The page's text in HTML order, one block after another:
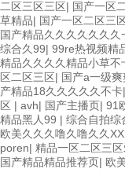
二区三区三区| 国产一区
草精品| 国产一区二区三
国产精品久久久久久久久
综合久99| 99re热视频精
精品久久久久精品小草不
区二区三区| 国产a一级
产精品18久久久久久不卡|
区 | avh| 国产主播页| 91
精品黑人99 | 综合自拍综
欧美久久久噜久噜久久
poren| 精品一区二区三
国产精品精品推荐页| 欧